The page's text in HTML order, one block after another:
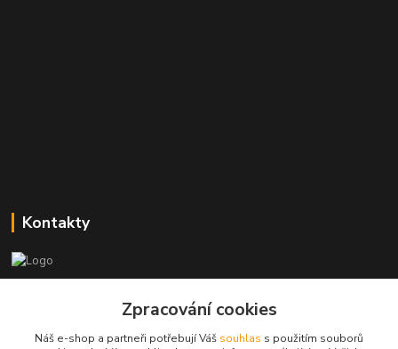
Kontakty
+420773237626
Zpracování cookies
Náš e-shop a partneři potřebují Váš souhlas s použitím souborů